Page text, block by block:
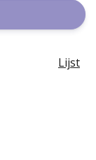
Lijst